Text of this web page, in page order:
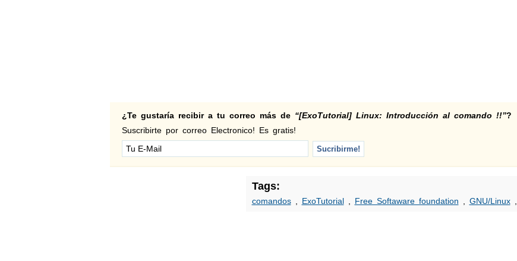
¿Te gustaría recibir a tu correo más de “[ExoTutorial] Linux: Introducción al comando !!”?
Suscribirte por correo Electronico! Es gratis!
Tags:
comandos, ExoTutorial, Free Softaware foundation GNU/Linux,